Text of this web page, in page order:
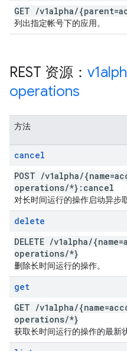
GET /v1alpha/
列出指定帐号下的应用。
REST 资源：
operations
方法
cancel
POST /v1alpha/
operations/*}:cancel
对长时间运行的操作启动异步
delete
DELETE /v1alpha/
operations/*}
删除长时间运行的操作。
get
GET /v1alpha/
operations/*}
获取长时间运行的操作的最新